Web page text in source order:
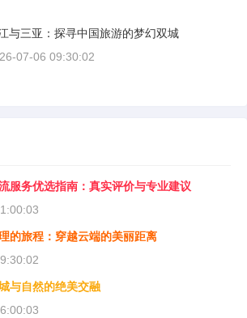
与三亚：探寻中国旅游的梦幻双城
07-06 09:30:02
服务优选指南：真实评价与专业建议
的旅程：穿越云端的美丽距离
与自然的绝美交融